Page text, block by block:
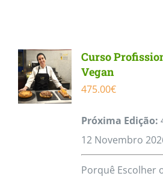
Curso
Vegan
475.00€
Próxima Edição:
12 Novembro
Porquê Escolher